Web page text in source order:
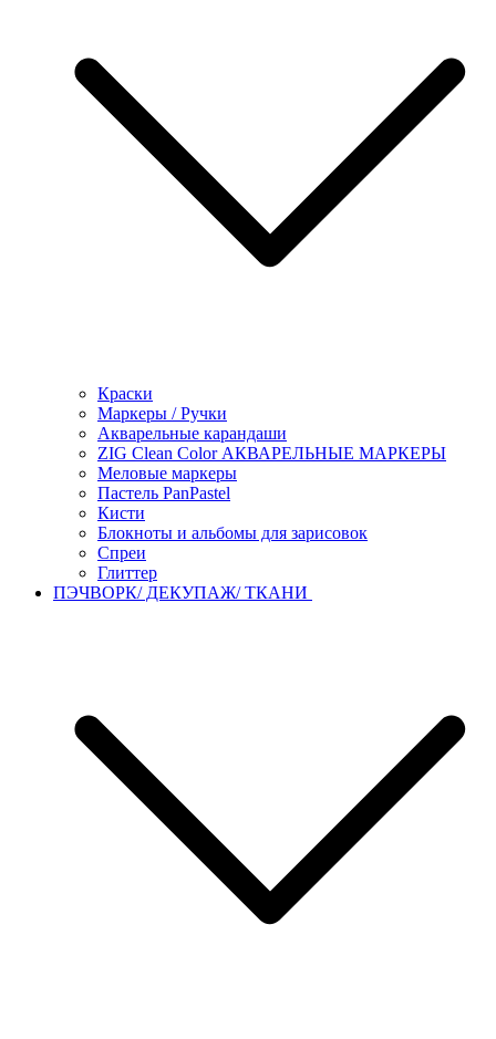
Краски
Маркеры / Ручки
Акварельные карандаши
ZIG Clean Color АКВАРЕЛЬНЫЕ МАРКЕРЫ
Меловые маркеры
Пастель PanPastel
Кисти
Блокноты и альбомы для зарисовок
Спреи
Глиттер
ПЭЧВОРК/ ДЕКУПАЖ/ ТКАНИ